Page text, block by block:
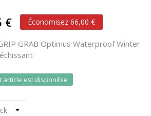
€ Économisez 66,00 €
GRAB Optimus Waterproof Winter
article est disponible